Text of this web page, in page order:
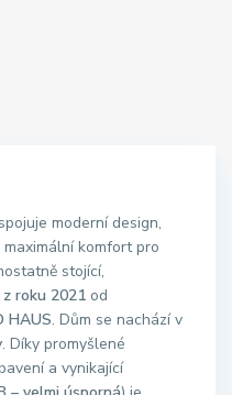
moderní design,
maximální komfort pro
stojící,
roku 2021 od
HAUS. Dům se nachází v
. Díky promyšlené
a vynikající